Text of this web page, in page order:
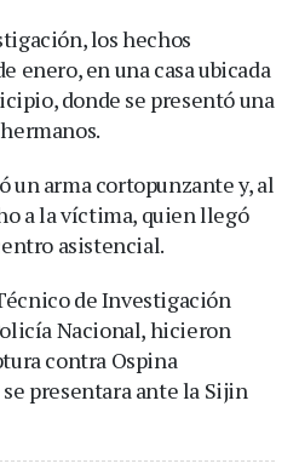
los hechos
enero, en una casa ubicada
donde se presentó una
un arma cortopunzante y, al
a la víctima, quien llegó
asistencial.
de Investigación
Nacional, hicieron
contra Ospina
presentara ante la Sijin